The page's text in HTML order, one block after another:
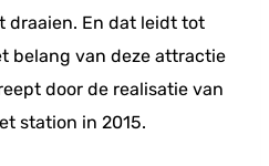
draaien. En dat leidt tot
belang van deze attractie
door de realisatie van
station in 2015.